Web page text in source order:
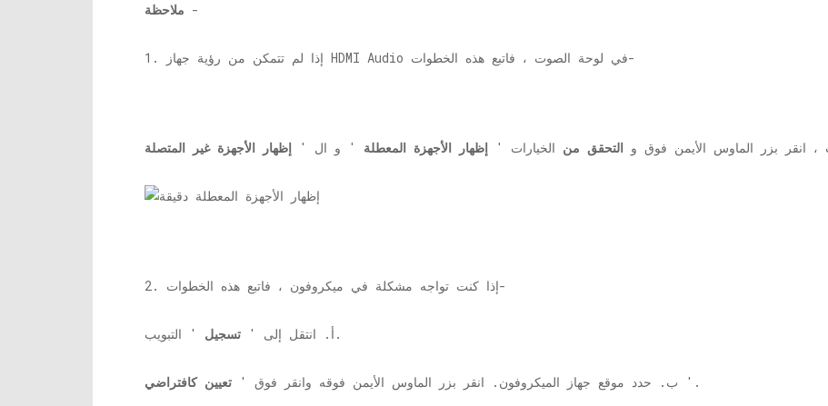
ملاحظة -
1. إذا لم تتمكن من رؤية جهاز HDMI Audio في لوحة الصوت ، فاتبع هذه الخطوات-
انقر بزر الماوس الأيمن فوق و التحقق من الخيارات ' إظهار الأجهزة المعطلة ' و ال ' إظهار الأجهزة غير المتصلة
2. إذا كنت تواجه مشكلة في ميكروفون ، فاتبع هذه الخطوات-
أ. انتقل إلى ' تسجيل ' التبويب.
ب. حدد موقع جهاز الميكروفون. انقر بزر الماوس الأيمن فوقه وانقر فوق ' تعيين كافتراضي '.